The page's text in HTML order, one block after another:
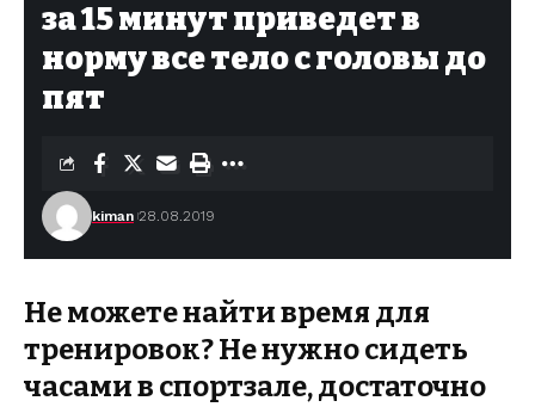
за 15 минут приведет в
норму все тело с головы до
пят
kiman 28.08.2019
Не можете найти время для
тренировок? Не нужно сидеть
часами в спортзале, достаточно